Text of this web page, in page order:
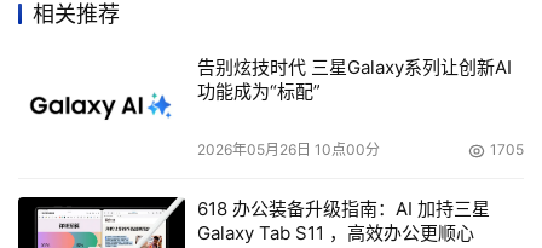
相关推荐
告别炫技时代 三星Galaxy系列让创新AI
功能成为“标配”
2026年05月26日 10点00分 1705
618 办公装备升级指南：AI 加持三星
Galaxy Tab S11 ，高效办公更顺心